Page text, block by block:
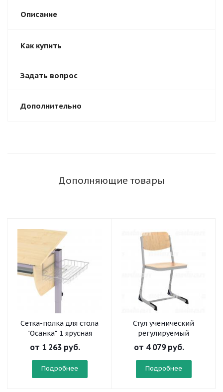
Описание
Как купить
Задать вопрос
Дополнительно
Дополняющие товары
Сетка-полка для стола
"Осанка" 1 ярусная
от 1 263 руб.
Подробнее
Стул ученический
регулируемый
«Осанка» на
плоскоовальной трубе
от 4 079 руб.
Подробнее